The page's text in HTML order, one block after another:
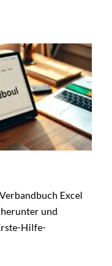
Excel
und
Hilfe-